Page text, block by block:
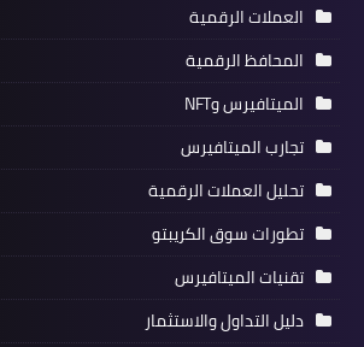
العملات الرقمية
المحافظ الرقمية
الميتافيرس وNFT
تجارب الميتافيرس
تحليل العملات الرقمية
تطورات سوق الكريبتو
تقنيات الميتافيرس
دليل التداول والاستثمار